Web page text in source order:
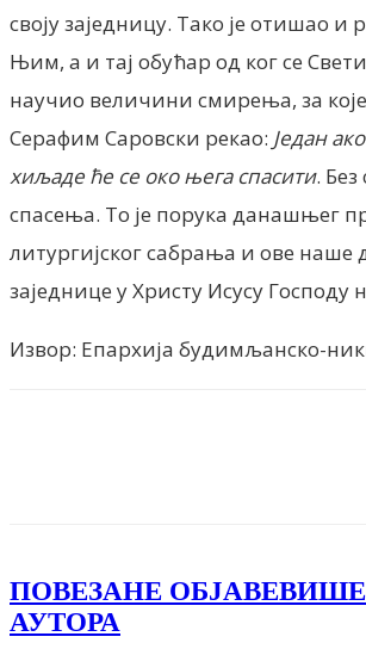
своју заједницу. Тако је отишао и
Њим, а и тај обућар од ког се
научио величини смирења, за које
Серафим Саровски рекао: Један
хиљаде ће се око њега спасити.
спасења. То је порука данашњег
литургијског сабрања и ове наше
заједнице у Христу Исусу Господу
Извор: Епархија будимљанско-
ПОВЕЗАНЕ ОБЈАВЕ
АУТОРА